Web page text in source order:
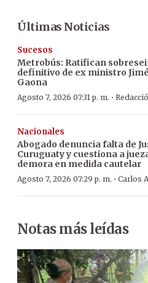
Últimas Noticias
Sucesos
Metrobús: Ratifican
definitivo de ex ministro
Gaona
Agosto 7, 2026 07:31 p. m. ·
Nacionales
Abogado denuncia falta de
Curuguaty y cuestiona a
demora en medida cautelar
Agosto 7, 2026 07:29 p. m. · Carlos
Notas más leídas